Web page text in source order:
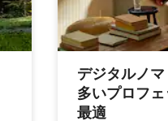
デジタルノ
多⁠いプ⁠ロ⁠フ⁠
最⁠適